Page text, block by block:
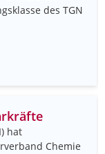
des TGN
hat
Chemie